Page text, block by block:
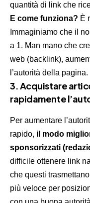
quantità di link che
E come funziona? È
Immaginiamo che il
a 1. Man mano che
web (backlink),
l’autorità della pagina.
3. Acquistare
rapidamente
Per aumentare
rapido, il modo
sponsorizzati
difficile ottenere link
che questi
più veloce per